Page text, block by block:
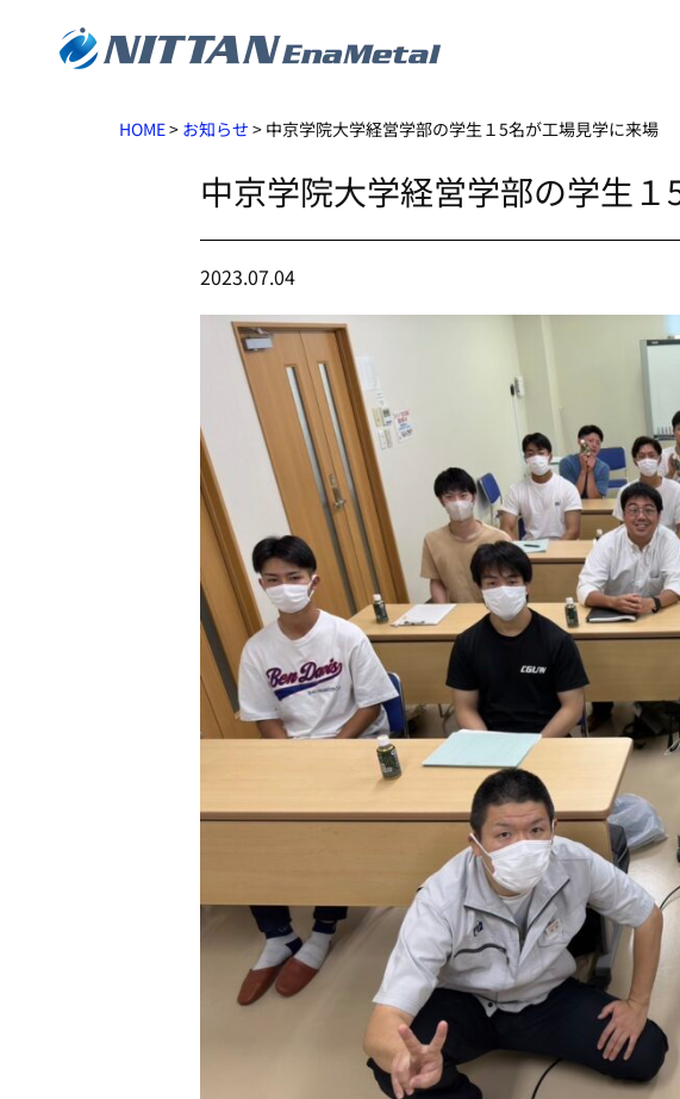
HOME> お知らせ > 中京学院大学経営学部の学生１5名が工場見学に来場
中京学院大学経営学部の学生
2023.07.04